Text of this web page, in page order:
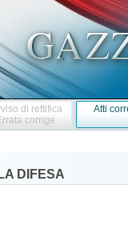
di rettifica
corrige
Atti
DIFESA